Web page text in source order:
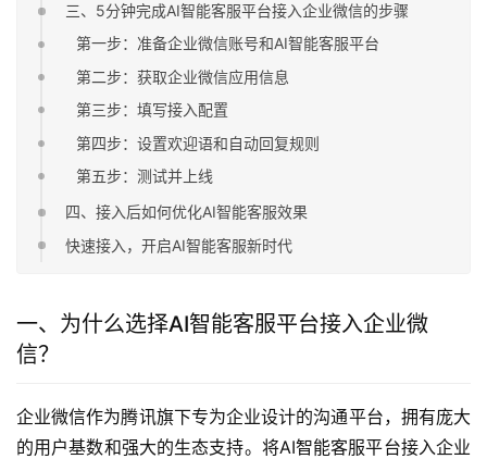
三、5分钟完成AI智能客服平台接入企业微信的步骤
第一步：准备企业微信账号和AI智能客服平台
第二步：获取企业微信应用信息
第三步：填写接入配置
第四步：设置欢迎语和自动回复规则
第五步：测试并上线
四、接入后如何优化AI智能客服效果
快速接入，开启AI智能客服新时代
一、为什么选择AI智能客服平台接入企业微
信？
企业微信作为腾讯旗下专为企业设计的沟通平台，拥有庞大
的用户基数和强大的生态支持。将AI智能客服平台接入企业